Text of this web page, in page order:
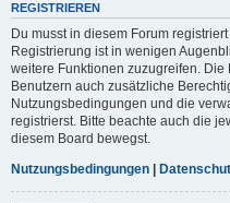
REGISTRIEREN
Du musst in diesem Forum
Registrierung ist in wenigen
weitere Funktionen zuzugreifen.
Benutzern auch zusätzliche
Nutzungsbedingungen und die
registrierst. Bitte beachte auch die
diesem Board bewegst.
Nutzungsbedingungen |